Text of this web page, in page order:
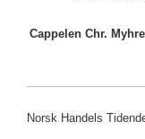
Cappelen
Norsk Handels